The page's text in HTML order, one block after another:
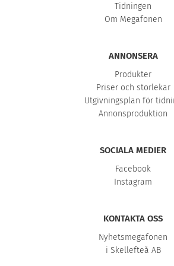
Tidningen
Om Megafonen
ANNONSERA
Produkter
Priser och storlekar
Utgivningsplan för
Annonsproduktion
SOCIALA MEDIER
Facebook
Instagram
KONTAKTA OSS
Nyhetsmegafonen
i Skellefteå AB